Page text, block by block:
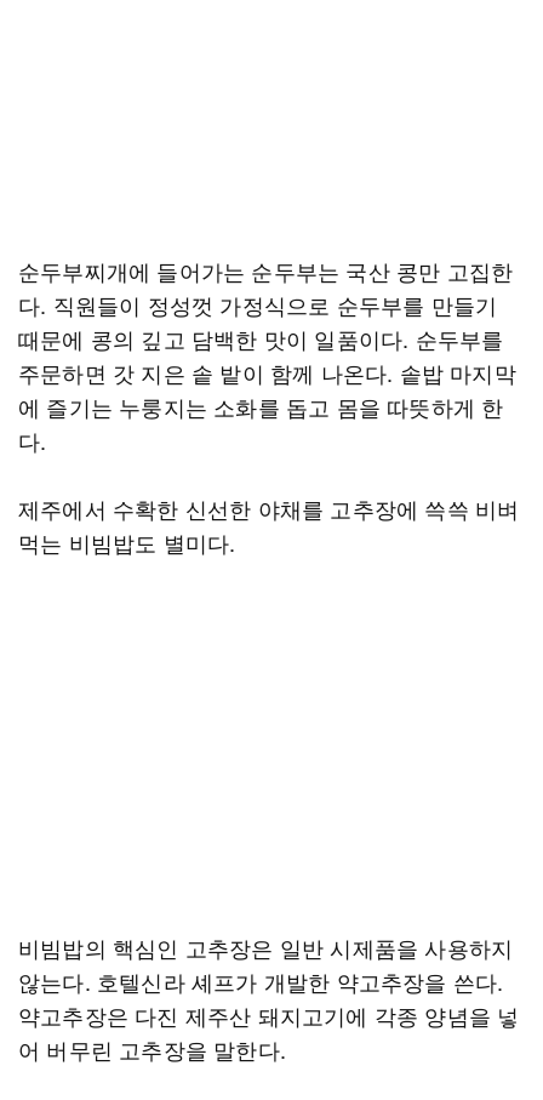
순두부찌개에 들어가는 순두부는 국산 콩만 고집한
다. 직원들이 정성껏 가정식으로 순두부를 만들기
때문에 콩의 깊고 담백한 맛이 일품이다. 순두부를
주문하면 갓 지은 솥 밭이 함께 나온다. 솥밥 마지막
에 즐기는 누룽지는 소화를 돕고 몸을 따뜻하게 한
다.
제주에서 수확한 신선한 야채를 고추장에 쓱쓱 비벼
먹는 비빔밥도 별미다.
비빔밥의 핵심인 고추장은 일반 시제품을 사용하지
않는다. 호텔신라 셰프가 개발한 약고추장을 쓴다.
약고추장은 다진 제주산 돼지고기에 각종 양념을 넣
어 버무린 고추장을 말한다.